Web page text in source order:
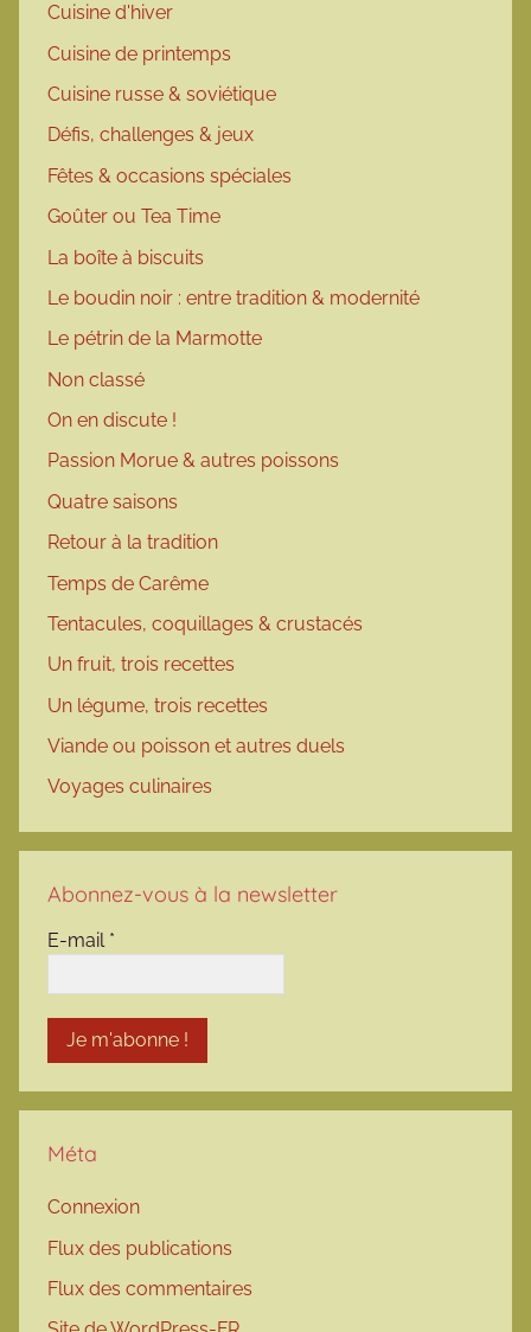
Cuisine d'hiver
Cuisine de printemps
Cuisine russe & soviétique
Défis, challenges & jeux
Fêtes & occasions spéciales
Goûter ou Tea Time
La boîte à biscuits
Le boudin noir : entre tradition & modernité
Le pétrin de la Marmotte
Non classé
On en discute !
Passion Morue & autres poissons
Quatre saisons
Retour à la tradition
Temps de Carême
Tentacules, coquillages & crustacés
Un fruit, trois recettes
Un légume, trois recettes
Viande ou poisson et autres duels
Voyages culinaires
Abonnez-vous à la newsletter
E-mail *
Méta
Connexion
Flux des publications
Flux des commentaires